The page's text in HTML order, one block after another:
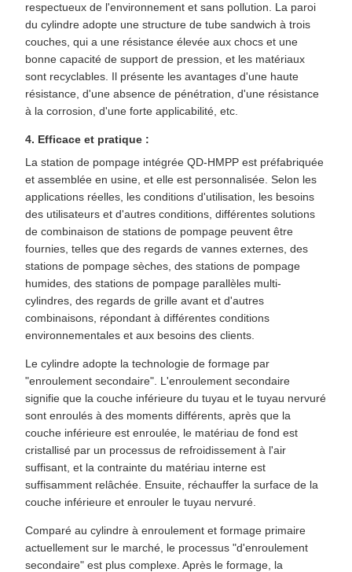
respectueux de l'environnement et sans pollution. La paroi
du cylindre adopte une structure de tube sandwich à trois
couches, qui a une résistance élevée aux chocs et une
bonne capacité de support de pression, et les matériaux
sont recyclables. Il présente les avantages d'une haute
résistance, d'une absence de pénétration, d'une résistance
à la corrosion, d'une forte applicabilité, etc.
4. Efficace et pratique :
La station de pompage intégrée QD-HMPP est préfabriquée
et assemblée en usine, et elle est personnalisée. Selon les
applications réelles, les conditions d'utilisation, les besoins
des utilisateurs et d'autres conditions, différentes solutions
de combinaison de stations de pompage peuvent être
fournies, telles que des regards de vannes externes, des
stations de pompage sèches, des stations de pompage
humides, des stations de pompage parallèles multi-
cylindres, des regards de grille avant et d'autres
combinaisons, répondant à différentes conditions
environnementales et aux besoins des clients.
Le cylindre adopte la technologie de formage par
"enroulement secondaire". L'enroulement secondaire
signifie que la couche inférieure du tuyau et le tuyau nervuré
sont enroulés à des moments différents, après que la
couche inférieure est enroulée, le matériau de fond est
cristallisé par un processus de refroidissement à l'air
suffisant, et la contrainte du matériau interne est
suffisamment relâchée. Ensuite, réchauffer la surface de la
couche inférieure et enrouler le tuyau nervuré.
Comparé au cylindre à enroulement et formage primaire
actuellement sur le marché, le processus "d'enroulement
secondaire" est plus complexe. Après le formage, la